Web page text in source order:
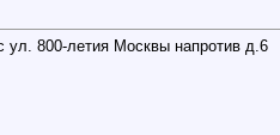
ул. 800-летия Москвы напротив д.6